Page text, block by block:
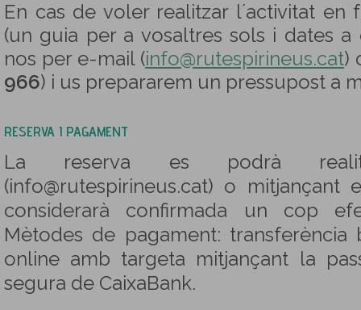
En cas de voler realitzar l´activitat
(un guia per a vosaltres sols i dates
nos per e-mail (info@rutespirineus.cat)
966) i us prepararem un pressupost a
RESERVA I PAGAMENT
La reserva es podrà
(info@rutespirineus.cat) o
considerarà confirmada un cop
Mètodes de pagament: transferència
online amb targeta mitjançant la
segura de CaixaBank.